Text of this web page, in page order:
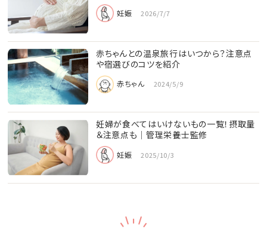
妊娠 2026/7/7
赤ちゃんとの温泉旅行はいつから？注意点
や宿選びのコツを紹介
赤ちゃん 2024/5/9
妊婦が食べてはいけないもの一覧！摂取量
＆注意点も│管理栄養士監修
妊娠 2025/10/3